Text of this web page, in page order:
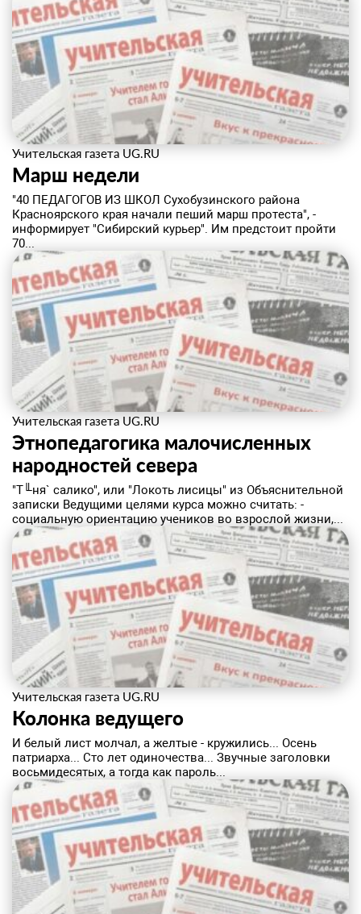
Учительская газета UG.RU
Марш недели
"40 ПЕДАГОГОВ ИЗ ШКОЛ Сухобузинского района
Красноярского края начали пеший марш протеста", -
информирует "Сибирский курьер". Им предстоит пройти
70...
Учительская газета UG.RU
Этнопедагогика малочисленных
народностей севера
"Т╙ня` салико", или "Локоть лисицы" из Объяснительной
записки Ведущими целями курса можно считать: -
социальную ориентацию учеников во взрослой жизни,...
Учительская газета UG.RU
Колонка ведущего
И белый лист молчал, а желтые - кружились... Осень
патриарха... Сто лет одиночества... Звучные заголовки
восьмидесятых, а тогда как пароль...